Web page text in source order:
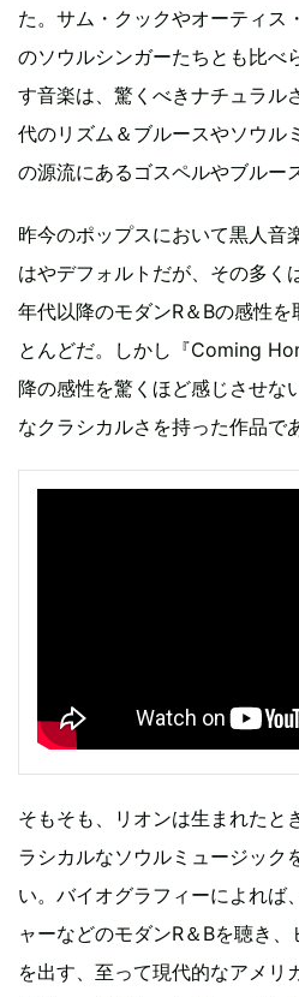
た。サム・クックやオーティス
のソウルシンガーたちとも比べ
す音楽は、驚くべきナチュラル
代のリズム＆ブルースやソウル
の源流にあるゴスペルやブルー
昨今のポップスにおいて黒人音
はやデフォルトだが、その多く
年代以降のモダンR＆Bの感性
とんどだ。しかし『Coming
降の感性を驚くほど感じさせな
なクラシカルさを持った作品で
そもそも、リオンは生まれたと
ラシカルなソウルミュージック
い。バイオグラフィーによれば
ャーなどのモダンR＆Bを聴き
を出す、至って現代的なアメリ